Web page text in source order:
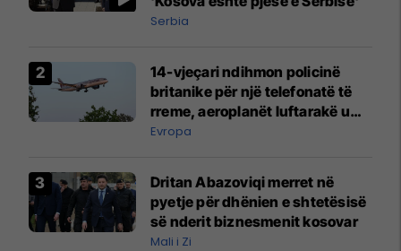
Serbia
14-vjeçari ndihmon policinë
britanike për një telefonatë të
rreme, aeroplanët luftarakë u
ngritën në ajër për të
Mançesterit
Evropa
Dritan Abazoviqi merret në
pyetje për dhënien e shtetësisë
së nderit biznesmenit kosovar
Mali i Zi